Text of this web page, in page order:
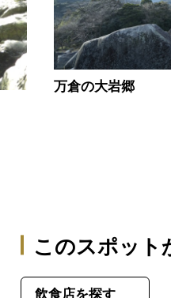
万倉の大岩郷
このスポット
飲食店を探す